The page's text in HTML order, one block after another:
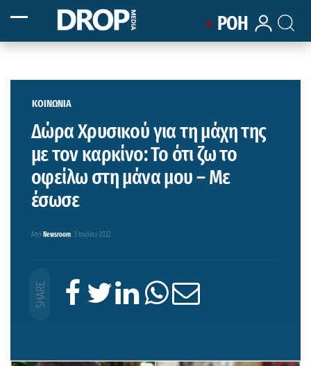
ΡΟΗ
ΚΟΙΝΩΝΙΑ
Δώρα Χρυσικού για τη μάχη της
με τον καρκίνο: Το ότι ζω το
οφείλω στη μάνα μου – Με
έσωσε
Από Newsroom 3 Ιουλίου 2022